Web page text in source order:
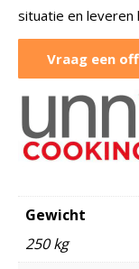
situatie en leveren
Vraag een
Gewicht
250 kg